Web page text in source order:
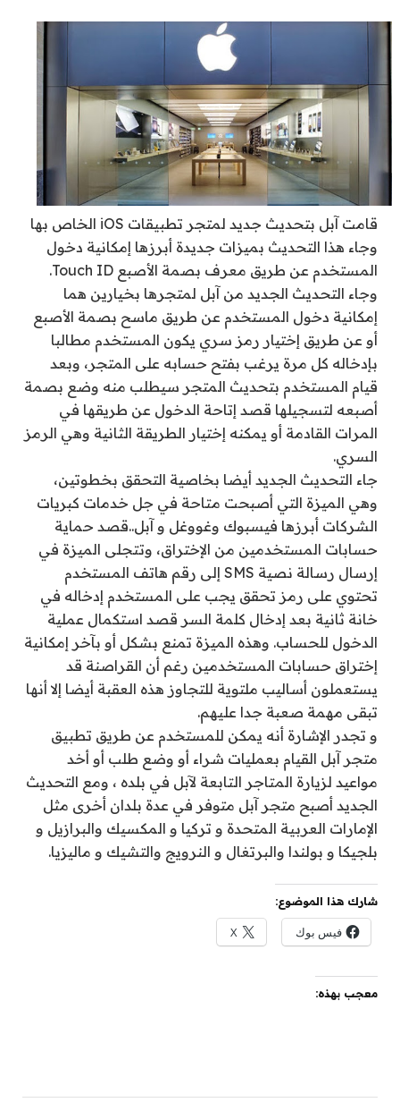
قامت آبل بتحديث جديد لمتجر تطبيقات iOS الخاص بها
وجاء هذا التحديث بميزات جديدة أبرزها إمكانية دخول
المستخدم عن طريق معرف بصمة الأصبع Touch ID.
وجاء التحديث الجديد من آبل لمتجرها بخيارين هما
إمكانية دخول المستخدم عن طريق ماسح بصمة الأصبع
أو عن طريق إختيار رمز سري يكون المستخدم مطالبا
بإدخاله كل مرة يرغب بفتح حسابه على المتجر، وبعد
قيام المستخدم بتحديث المتجر سيطلب منه وضع بصمة
أصبعه لتسجيلها قصد إتاحة الدخول عن طريقها في
المرات القادمة أو يمكنه إختيار الطريقة الثانية وهي الرمز
السري.
جاء التحديث الجديد أيضا بخاصية التحقق بخطوتين،
وهي الميزة التي أصبحت متاحة في جل خدمات كبريات
الشركات أبرزها فيسبوك وغووغل و آبل..قصد حماية
حسابات المستخدمين من الإختراق، وتتجلى الميزة في
إرسال رسالة نصية SMS إلى رقم هاتف المستخدم
تحتوي على رمز تحقق يجب على المستخدم إدخاله في
خانة ثانية بعد إدخال كلمة السر قصد استكمال عملية
الدخول للحساب. وهذه الميزة تمنع بشكل أو بآخر إمكانية
إختراق حسابات المستخدمين رغم أن القراصنة قد
يستعملون أساليب ملتوية للتجاوز هذه العقبة أيضا إلا أنها
تبقى مهمة صعبة جدا عليهم.
و تجدر الإشارة أنه يمكن للمستخدم عن طريق تطبيق
متجر آبل القيام بعمليات شراء أو وضع طلب أو أخد
مواعيد لزيارة المتاجر التابعة لآبل في بلده ، ومع التحديث
الجديد أصبح متجر آبل متوفر في عدة بلدان أخرى مثل
الإمارات العربية المتحدة و تركيا و المكسيك والبرازيل و
بلجيكا و بولندا والبرتغال و النرويج والتشيك و ماليزيا.
شارك هذا الموضوع:
فيس بوك X
معجب بهذه: